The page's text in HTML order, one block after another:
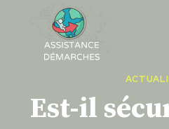
content
Est-il